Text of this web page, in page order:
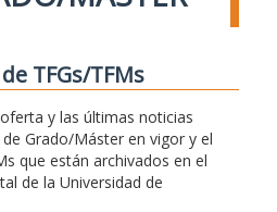
TFGs/TFMs
y las últimas noticias
Grado/Máster en vigor y el
que están archivados en el
de la Universidad de